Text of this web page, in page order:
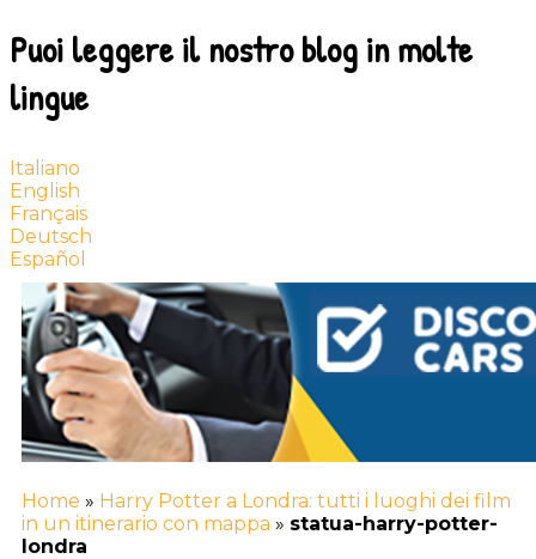
Puoi leggere il nostro blog in molte
lingue
Italiano
English
Français
Deutsch
Español
Home » Harry Potter a Londra: tutti i luoghi dei film
in un itinerario con mappa » statua-harry-potter-
londra